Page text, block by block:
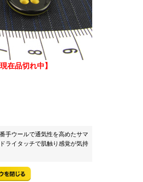
現在品切れ中】
手ウールで通気性を高めたサマ
ライタッチで肌触り感覚が気持